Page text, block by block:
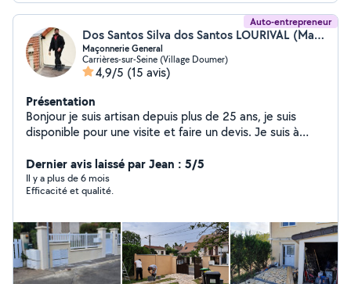
Auto-entrepreneur
Dos Santos Silva dos Santos LOURIVAL (Maçonnerie Générale)
Maçonnerie General
Carrières-sur-Seine (Village Doumer)
4,9/5 (15 avis)
Présentation
Bonjour je suis artisan depuis plus de 25 ans, je suis
disponible pour une visite et faire un devis. Je suis à
Dernier avis laissé par Jean : 5/5
Il y a plus de 6 mois
Efficacité et qualité.